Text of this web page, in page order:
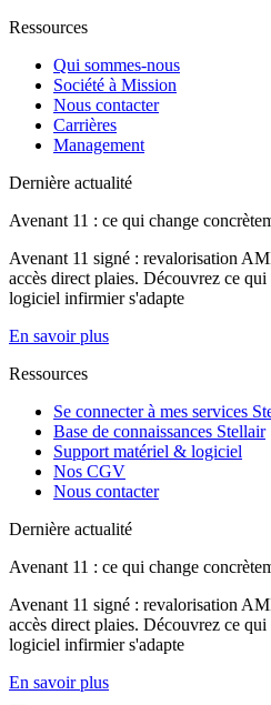
Ressources
Qui sommes-nous
Société à Mission
Nous contacter
Carrières
Management
Dernière actualité
Avenant 11 : ce qui change
Avenant 11 signé : revalorisation
accès direct plaies. Découvrez ce
logiciel infirmier s'adapte
En savoir plus
Ressources
Se connecter à mes services
Base de connaissances Stellair
Support matériel & logiciel
Nos CGV
Nous contacter
Dernière actualité
Avenant 11 : ce qui change
Avenant 11 signé : revalorisation
accès direct plaies. Découvrez ce
logiciel infirmier s'adapte
En savoir plus